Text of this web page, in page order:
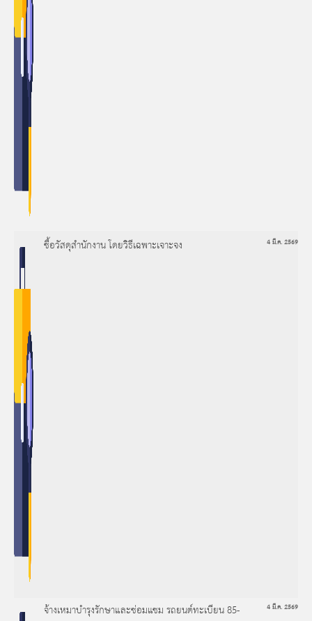
ซื้อวัสดุสำนักงาน โดยวิธีเฉพาะเจาะจง 4 มี.ค. 2569
จ้างเหมาบำรุงรักษาและซ่อมแซม รถยนต์ทะเบียน 85- 4 มี.ค. 2569